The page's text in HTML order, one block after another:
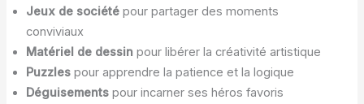
Jeux de sociétépour partager des moments
conviviaux
Matériel de dessinpour libérer la créativité artistique
Puzzlespour apprendre la patience et la logique
Déguisementspour incarner ses héros favoris